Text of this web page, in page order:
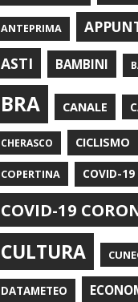
ANTEPRIMA
ASTI
BAMBINI
BRA CANALE
CHERASCO CICLISMO
COPERTINA COVID-19
COVID-19
CULTURA
DATAMETEO